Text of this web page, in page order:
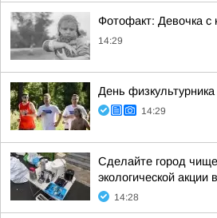
Фотофакт: Девочка с
14:29
День
14:29
Сделайте город
экологической
14:28